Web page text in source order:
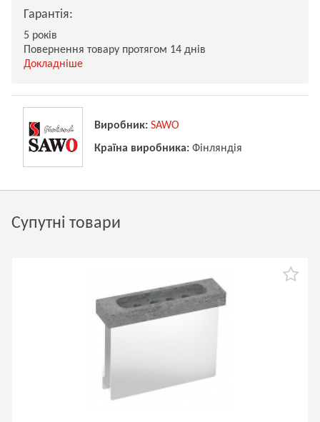
Гарантія:
5 років
Повернення товару протягом 14 днів
Докладніше
Виробник: SAWO
Країна виробника: Фінляндія
Супутні товари